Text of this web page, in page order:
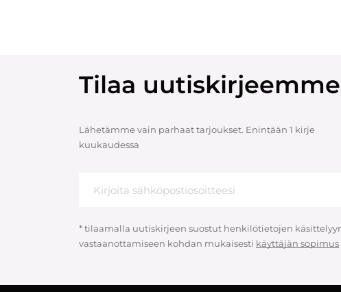
Tilaa uutiskirjeemme
Lähetämme vain parhaat tarjoukset. Enintään 1 kirje
kuukaudessa
* tilaamalla uutiskirjeen suostut henkilötietojen
vastaanottamiseen kohdan mukaisesti käyttäjän sopimus